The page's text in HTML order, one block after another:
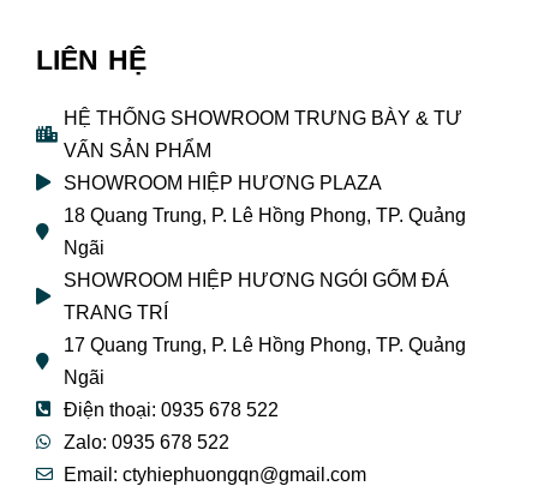
LIÊN HỆ
HỆ THỐNG SHOWROOM TRƯNG BÀY & TƯ
VẤN SẢN PHẨM
SHOWROOM HIỆP HƯƠNG PLAZA
18 Quang Trung, P. Lê Hồng Phong, TP. Quảng
Ngãi
SHOWROOM HIỆP HƯƠNG NGÓI GỐM ĐÁ
TRANG TRÍ
17 Quang Trung, P. Lê Hồng Phong, TP. Quảng
Ngãi
Điện thoại: 0935 678 522
Zalo: 0935 678 522
Email: ctyhiephuongqn@gmail.com